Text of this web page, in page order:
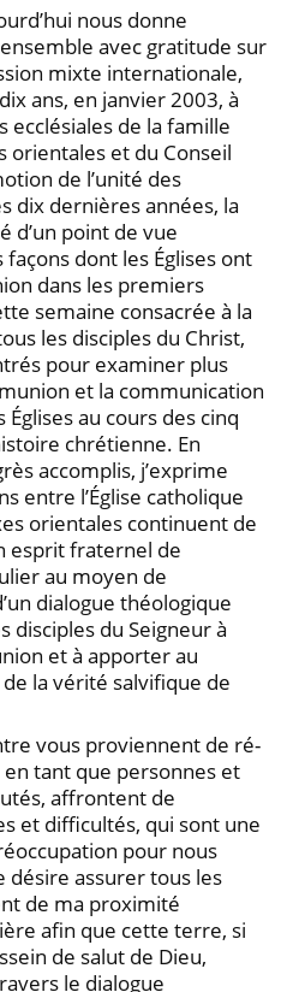
nous donne
avec gratitude sur
mixte internationale,
ans, en janvier 2003, à
ecclésiales de la famille
orientales et du Conseil
de l’unité des
dix der­nières années, la
d’un point de vue
dont les Églises ont
dans les premiers
semaine consacrée à la
les disciples du Christ,
pour examiner plus
et la communication
au cours des cinq
chrétienne. En
accomplis, j’exprime
entre l’Église catholique
orientales continuent de
esprit fraternel de
au moyen de
dialogue théologique
disciples du Seigneur à
et à apporter au
la vérité salvifique de
vous proviennent de ré­
tant que personnes et
affrontent de
et difficultés, qui sont une
pour nous
désire assurer tous les
de ma proxi­mité
afin que cette terre, si
de salut de Dieu,
le dialogue